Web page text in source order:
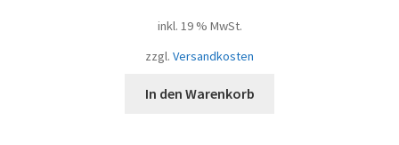
inkl. 19 % MwSt.
zzgl. Versandkosten
In den Warenkorb